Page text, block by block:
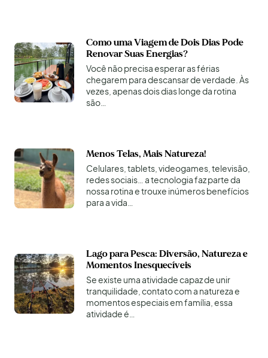
Como uma Viagem de Dois Dias Pode
Renovar Suas Energias?
Você não precisa esperar as férias
chegarem para descansar de verdade. Às
vezes, apenas dois dias longe da rotina
são…
Menos Telas, Mais Natureza!
Celulares, tablets, videogames, televisão,
redes sociais… a tecnologia faz parte da
nossa rotina e trouxe inúmeros benefícios
para a vida…
Lago para Pesca: Diversão, Natureza e
Momentos Inesquecíveis
Se existe uma atividade capaz de unir
tranquilidade, contato com a natureza e
momentos especiais em família, essa
atividade é…